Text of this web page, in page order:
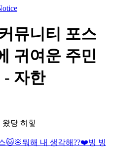
뮤니티 포스
귀여운 주민
- 자한
당 히힣
🐱🌸뭐해 내 생각해??❤️빙 빙